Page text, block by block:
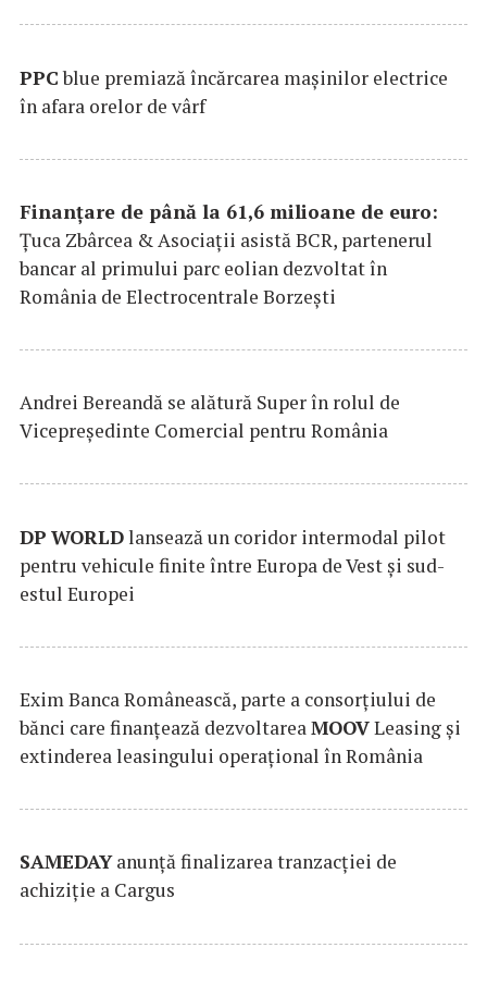
PPCblue premiază încărcarea maşinilor electrice
în afara orelor de vârf
Finanțare de până la 61,6 milioane de euro:
Țuca Zbârcea & Asociații asistă BCR, partenerul
bancar al primului parc eolian dezvoltat în
România de Electrocentrale Borzești
Andrei Bereandă se alătură Super în rolul de
Vicepreședinte Comercial pentru România
DP WORLDlansează un coridor intermodal pilot
pentru vehicule finite între Europa de Vest și sud-
estul Europei
Exim Banca Românească, parte a consorțiului de
bănci care finanțează dezvoltareaMOOVLeasing și
extinderea leasingului operațional în România
SAMEDAYanunță finalizarea tranzacției de
achiziție a Cargus